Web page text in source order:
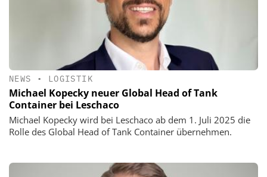
NEWS • LOGISTIK
Michael Kopecky neuer Global Head of Tank
Container bei Leschaco
Michael Kopecky wird bei Leschaco ab dem 1. Juli 2025 die
Rolle des Global Head of Tank Container übernehmen.